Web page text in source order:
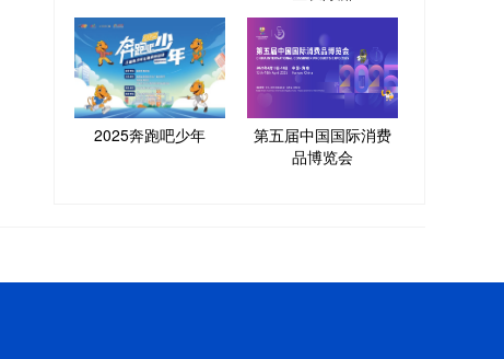
2025奔跑吧少年
第五届中国国际消费
品博览会